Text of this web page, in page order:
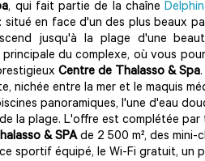
, qui fait partie de la chaîne
en face d'un des plus beaux
jusqu'à la plage d'une
du complexe, où vous
Centre de Thalasso & Spa.
nichée entre la mer et le maquis
panoramiques, l'une d'eau
la plage. L'offre est complétée par
& SPAde 2 500 m², des mini-
sportif équipé, le Wi-Fi gratuit, un